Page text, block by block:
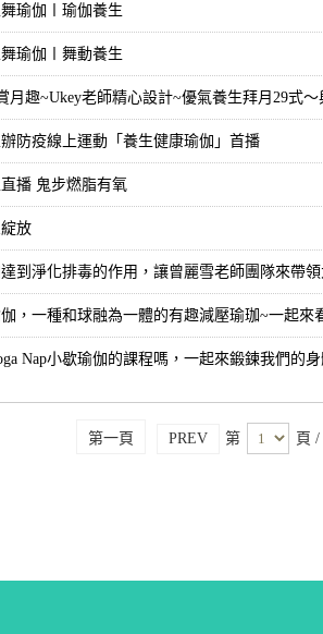
瑜伽〡瑜伽養生
瑜伽〡舞動養生
月趣~Ukey老師精心設計~優氣養生拜月29式
防疫線上運動「養生健康瑜伽」首播
播 鬼步燃脂有氧
放
到淨化排毒的作用，讓曾麗雪老師團隊來帶
，一種和球融為一體的有趣減壓瑜珈~一起來
Nap小歇瑜伽的課程嗎，一起來鍛鍊我們的
第一頁 PREV 第 頁 /